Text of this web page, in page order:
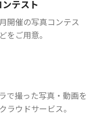
テスト
開催の写真コンテス
をご用意。
で撮った写真・動画を
ラウドサービス。